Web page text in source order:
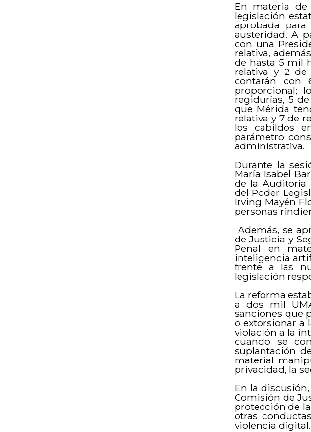
En materia de
legislación
aprobada
austeridad. A
con una
relativa,
de hasta 5 mil
relativa y 2 de
contarán con
proporcional;
regidurías, 5
que Mérida
relativa y 7 de
los cabildos
parámetro
administrativa.
Durante la
María Isabel
de la Auditoría
del Poder
Irving Mayén
personas
Además, se
de Justicia y
Penal en
inteligencia
frente a las
legislación
La reforma
a dos mil
sanciones que
o extorsionar a
violación a la
cuando se
suplantación
material
privacidad, la
En la
Comisión de
protección de
otras
violencia digital.